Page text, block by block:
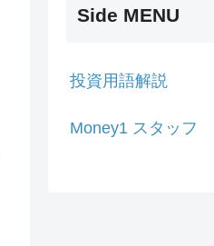
Side MENU
投資用語解説
Money1 スタッフ